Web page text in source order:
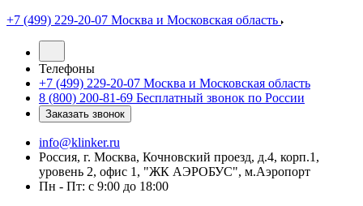
+7 (499) 229-20-07 Москва и Московская область
Телефоны
+7 (499) 229-20-07 Москва и Московская область
8 (800) 200-81-69 Бесплатный звонок по России
Заказать звонок
info@klinker.ru
Россия, г. Москва, Кочновский проезд, д.4, корп.1,
уровень 2, офис 1, "ЖК АЭРОБУС", м.Аэропорт
Пн - Пт: с 9:00 до 18:00